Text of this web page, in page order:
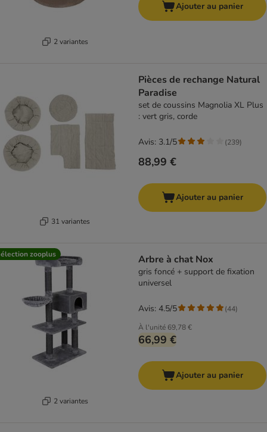
2 variantes
Ajouter au panier
31 variantes
Pièces de rechange Natural
Paradise
set de coussins Magnolia XL Plus
: vert gris, corde
88,99 €
Avis: 3.1/5 (239)
Ajouter au panier
zooplus
2 variantes
Arbre à chat Nox
gris foncé + support de fixation
universel
À l'unité 69,78 €
66,99 €
Avis: 4.5/5 (44)
Ajouter au panier